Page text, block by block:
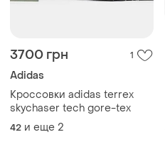
3700 грн 1
Adidas
Кроссовки adidas terrex
skychaser tech gore-tex
42 и еще 2